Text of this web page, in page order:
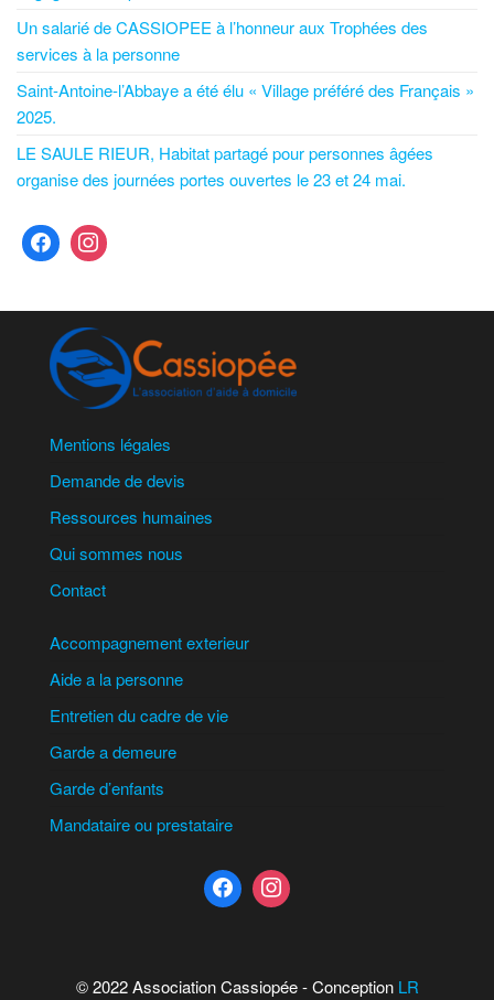
Un salarié de CASSIOPEE à l’honneur aux Trophées des
services à la personne
Saint-Antoine-l’Abbaye a été élu « Village préféré des Français »
2025.
LE SAULE RIEUR, Habitat partagé pour personnes âgées
organise des journées portes ouvertes le 23 et 24 mai.
Mentions légales
Demande de devis
Ressources humaines
Qui sommes nous
Contact
Accompagnement exterieur
Aide a la personne
Entretien du cadre de vie
Garde a demeure
Garde d’enfants
Mandataire ou prestataire
© 2022 Association Cassiopée - Conception LR